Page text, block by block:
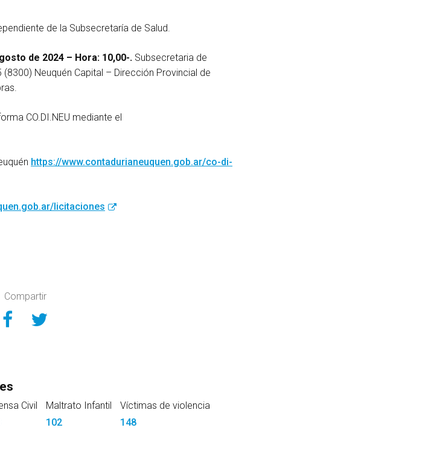
de la Subsecretaría de Salud.
de 2024 – Hora: 10,00-. Subsecretaria de
Neuquén Capital – Dirección Provincial de
CO.DI.NEU mediante el
https://www.contadurianeuquen.gob.ar/co-di-
licitaciones
Compartir
Compartir en Facebook
Compartir en Twitter
Civil
Maltrato Infantil
102
Víctimas de violencia
148